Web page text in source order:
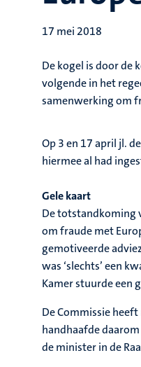
17 mei 2018
De kogel is door de
volgende in het
samenwerking om
Op 3 en 17 april jl.
hiermee al had
Gele kaart
De totstandkoming
om fraude met
gemotiveerde
was ‘slechts’ een
Kamer stuurde een
De Commissie
handhaafde
de minister in de